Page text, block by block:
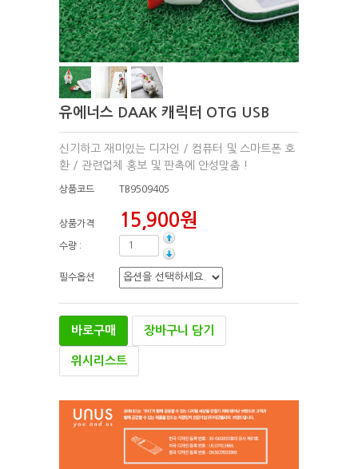
유에너스 DAAK 캐릭터 OTG USB
신기하고 재미있는 디자인 / 컴퓨터 및 스마트폰 호
환 / 관련업체 홍보 및 판촉에 안성맞춤 !
상품코드 TB9509405
상품가격 15,900원
수량 :
필수옵션
바로구매 장바구니 담기
위시리스트